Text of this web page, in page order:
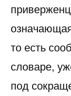
то есть
словаре,
под